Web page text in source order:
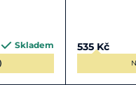
Skladem 535 Kč